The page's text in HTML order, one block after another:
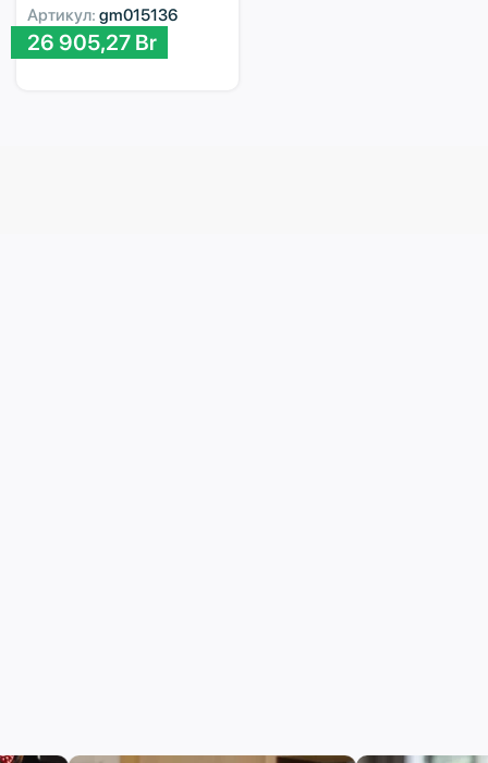
Артикул: gm015136
26 905,27 Br